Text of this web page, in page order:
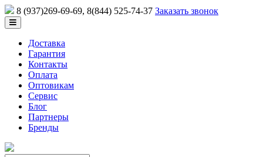
8 (937)269-69-69, 8(844) 525-74-37 Заказать звонок
Доставка
Гарантия
Контакты
Оплата
Оптовикам
Сервис
Блог
Партнеры
Бренды